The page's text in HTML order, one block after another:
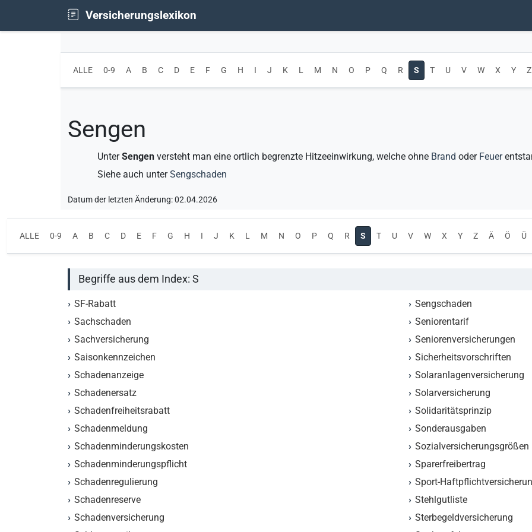
Versicherungslexikon
ALLE 0-9 A B C D E F G H I J K L M N O P Q R S T U V W X Y Z
Sengen
UnterSengen versteht man eine ortlich begrenzte Hitzeeinwirkung, welche ohne Brand oder Feuer
Siehe auch unterSengschaden
Datum der letzten Änderung: 02.04.2026
ALLE 0-9 A B C D E F G H I J K L M N O P Q R S T U V W X Y Z Ä Ö Ü
Begriffe aus dem Index: S
SF-Rabatt
Sachschaden
Sachversicherung
Saisonkennzeichen
Schadenanzeige
Schadenersatz
Schadenfreiheitsrabatt
Schadenmeldung
Schadenminderungskosten
Schadenminderungspflicht
Schadenregulierung
Schadenreserve
Schadenversicherung
Sengschaden
Seniorentarif
Seniorenversicherungen
Sicherheitsvorschriften
Solaranlagenversicherung
Solarversicherung
Solidaritätsprinzip
Sonderausgaben
Sozialversicherungsgrößen
Sparerfreibertrag
Sport-
Stehlgutliste
Sterbegeldversicherung